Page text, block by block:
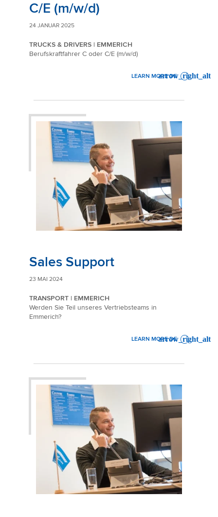
C/E (m/w/d)
24 JANUAR 2025
TRUCKS & DRIVERS | EMMERICH
Berufskraftfahrer C oder C/E (m/w/d)
LEARN MORE DE
: BERUFSKRAFTFAHRER C
Sales Support
23 MAI 2024
TRANSPORT | EMMERICH
Werden Sie Teil unseres Vertriebsteams in
Emmerich?
LEARN MORE DE
: SALES SUPPORT